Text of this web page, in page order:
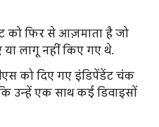
को फिर से आज़माता है जो
लागू नहीं किए गए थे.
को दिए गए इंडिपेंडेंट चंक
उन्हें एक साथ कई डिवाइसों